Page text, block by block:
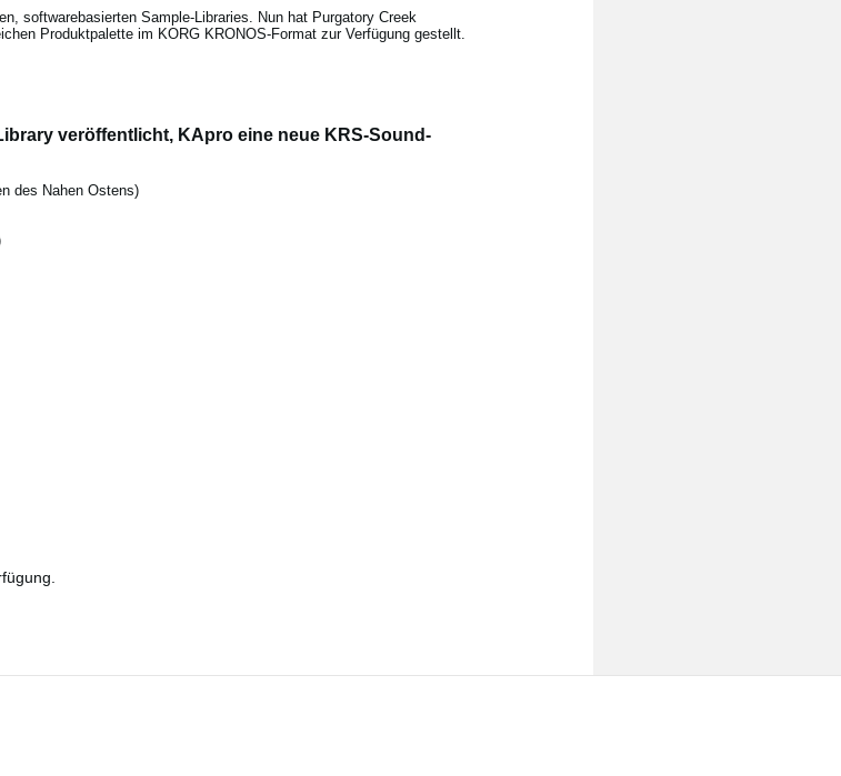
softwarebasierten Sample-Libraries. Nun hat Purgatory Creek
Produktpalette im KORG KRONOS-Format zur Verfügung gestellt.
veröffentlicht, KApro eine neue KRS-Sound-
des Nahen Ostens)